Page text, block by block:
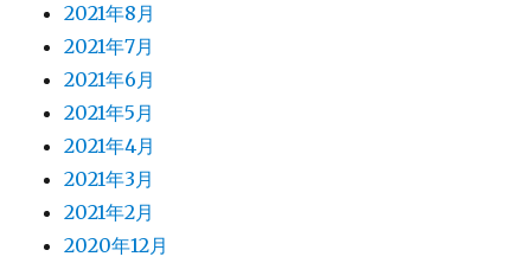
2021年8月
2021年7月
2021年6月
2021年5月
2021年4月
2021年3月
2021年2月
2020年12月